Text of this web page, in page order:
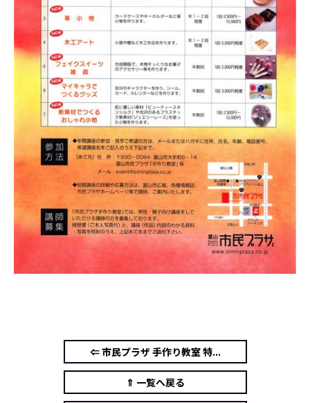
⇐ 市民プラザ 手作り教室 特...
⇑ 一覧へ戻る